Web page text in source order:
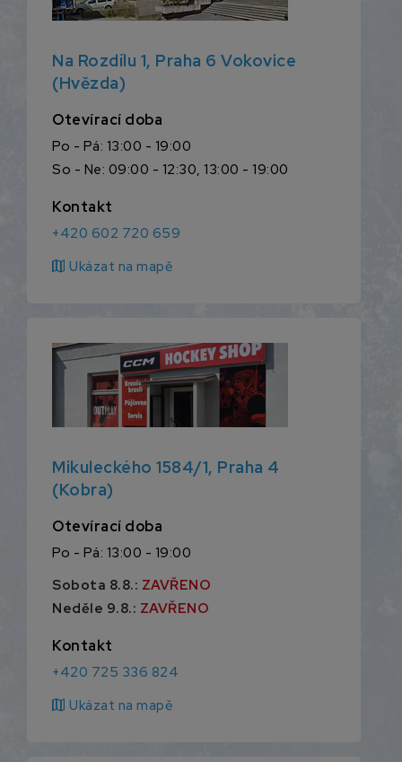
Na Rozdílu 1, Praha 6 Vokovice
(Hvězda)
Otevírací doba
Po - Pá: 13:00 - 19:00
So - Ne: 09:00 - 12:30, 13:00 - 19:00
Kontakt
+420 602 720 659
map Ukázat na mapě
Mikuleckého 1584/1, Praha 4
(Kobra)
Otevírací doba
Po - Pá: 13:00 - 19:00
Sobota 8.8.: ZAVŘENO
Neděle 9.8.: ZAVŘENO
Kontakt
+420 725 336 824
map Ukázat na mapě